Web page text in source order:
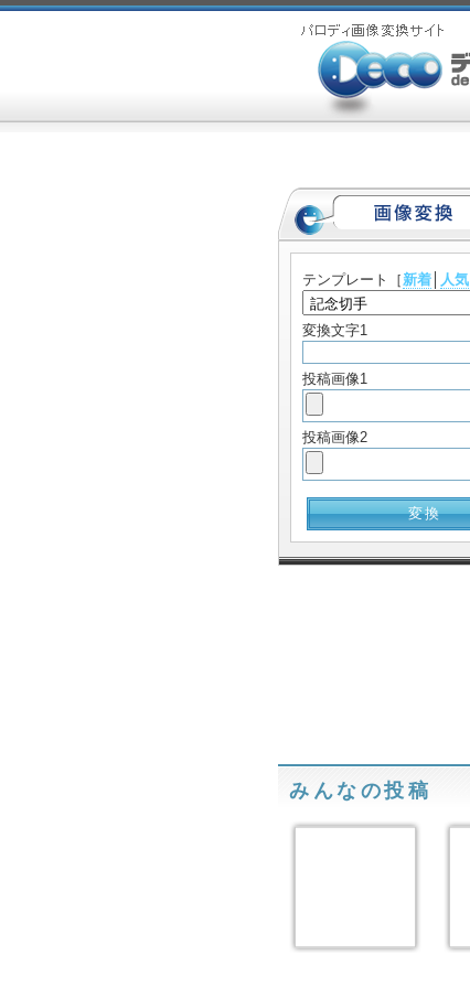
テンプレート ［新着 人気
変換文字1
投稿画像1
投稿画像2
みんなの投稿